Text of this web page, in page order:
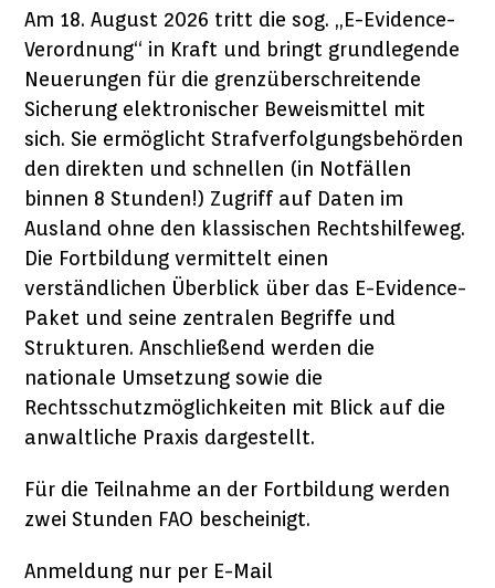
Am 18. August 2026 tritt die sog. „E-Evidence-
Verordnung“ in Kraft und bringt grundlegende
Neuerungen für die grenzüberschreitende
Sicherung elektronischer Beweismittel mit
sich. Sie ermöglicht Strafverfolgungsbehörden
den direkten und schnellen (in Notfällen
binnen 8 Stunden!) Zugriff auf Daten im
Ausland ohne den klassischen Rechtshilfeweg.
Die Fortbildung vermittelt einen
verständlichen Überblick über das E-Evidence-
Paket und seine zentralen Begriffe und
Strukturen. Anschließend werden die
nationale Umsetzung sowie die
Rechtsschutzmöglichkeiten mit Blick auf die
anwaltliche Praxis dargestellt.
Für die Teilnahme an der Fortbildung werden
zwei Stunden FAO bescheinigt.
Anmeldung nur per E-Mail